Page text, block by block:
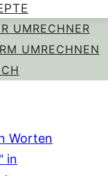
UMRECHNER
UMRECHNEN